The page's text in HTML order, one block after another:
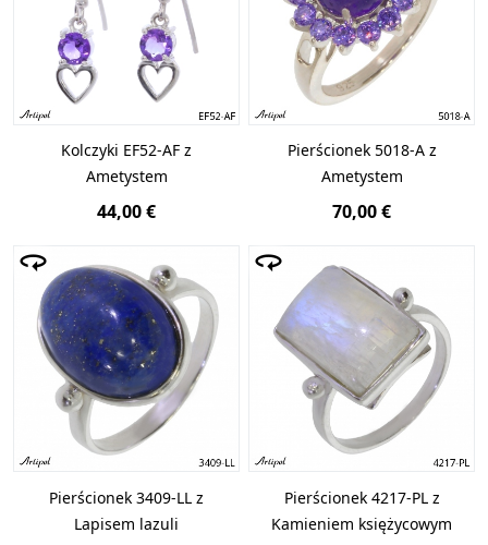
Kolczyki EF52-AF z
Ametystem
44,00 €
Pierścionek 5018-A z
Ametystem
70,00 €
Pierścionek 3409-LL z
Lapisem lazuli
Pierścionek 4217-PL z
Kamieniem księżycowym